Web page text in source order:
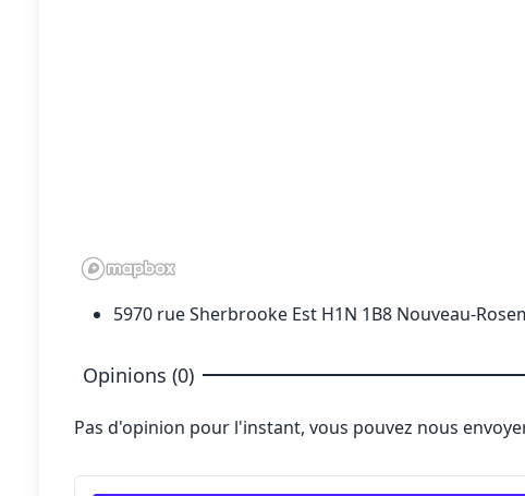
5970 rue Sherbrooke Est H1N 1B8 Nouveau-
Opinions (0)
Pas d'opinion pour l'instant, vous pouvez nous